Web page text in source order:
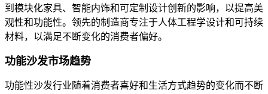
到模块化家具、智能内饰和可定制设计创新的影响，以提高美
观性和功能性。领先的制造商专注于人体工程学设计和可持续
材料，以满足不断变化的消费者偏好。
功能沙发市场趋势
功能性沙发行业随着消费者喜好和生活方式趋势的变化而不断